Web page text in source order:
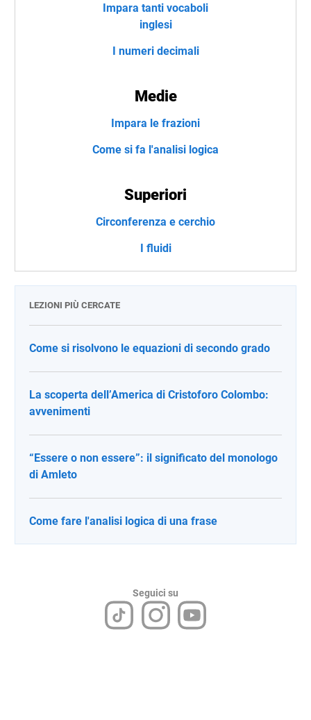
Impara tanti vocaboli
inglesi
I numeri decimali
Medie
Impara le frazioni
Come si fa l'analisi logica
Superiori
Circonferenza e cerchio
I fluidi
LEZIONI PIÙ CERCATE
Come si risolvono le equazioni di secondo grado
La scoperta dell’America di Cristoforo Colombo:
avvenimenti
“Essere o non essere”: il significato del monologo
di Amleto
Come fare l'analisi logica di una frase
Seguici su